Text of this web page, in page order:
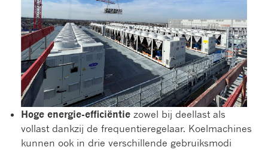
Hoge energie-efficiëntie zowel bij deellast als
vollast dankzij de frequentieregelaar. Koelmachines
kunnen ook in drie verschillende gebruiksmodi